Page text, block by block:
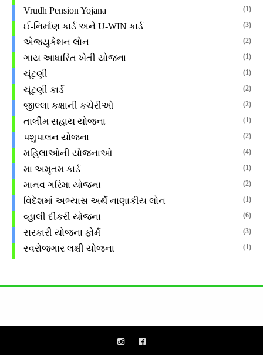
Vrudh Pension Yojana (1)
ઈ-નિર્માણ કાર્ડ અને U-WIN કાર્ડ (3)
એજ્યુકેશન લોન (2)
ગાય આધારિત ખેતી યોજના (1)
ચૂંટણી (1)
ચૂંટણી કાર્ડ (2)
જીલ્લા કક્ષાની કચેરીઓ (2)
તાલીમ સહાય યોજના (1)
પશુપાલન યોજના (2)
મહિલાઓની યોજનાઓ (4)
મા અમૃતમ કાર્ડ (1)
માનવ ગરિમા યોજના (2)
વિદેશમાં અભ્યાસ અર્થે નાણાકીય લોન (1)
વ્હાલી દીકરી યોજના (6)
સરકારી યોજના ફોર્મ (3)
સ્વરોજગાર લક્ષી યોજના (1)